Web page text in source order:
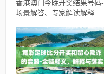
香港澳门今晚开奖结果号码-
场景解答、专家解读解释与